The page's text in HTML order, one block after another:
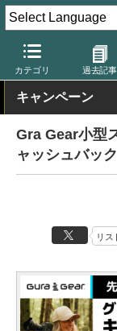
カテゴリ 過去記事
デジカメ Watch 撮
キャンペーン
Gra Gear小型
ャッシュバック
リス